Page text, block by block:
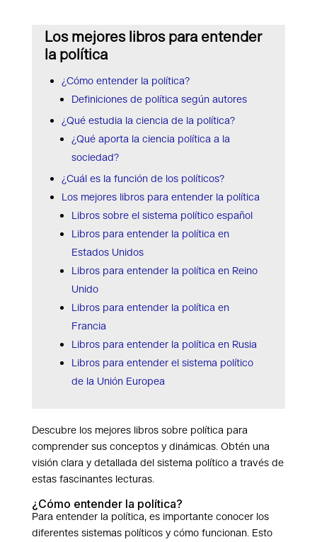
Los mejores libros para entender
la política
¿Cómo entender la política?
Definiciones de política según autores
¿Qué estudia la ciencia de la política?
¿Qué aporta la ciencia política a la
sociedad?
¿Cuál es la función de los políticos?
Los mejores libros para entender la política
Libros sobre el sistema político español
Libros para entender la política en
Estados Unidos
Libros para entender la política en Reino
Unido
Libros para entender la política en
Francia
Libros para entender la política en Rusia
Libros para entender el sistema político
de la Unión Europea
Descubre los mejores libros sobre política para
comprender sus conceptos y dinámicas. Obtén una
visión clara y detallada del sistema político a través de
estas fascinantes lecturas.
¿Cómo entender la política?
Para entender la política, es importante conocer los
diferentes sistemas políticos y cómo funcionan. Esto